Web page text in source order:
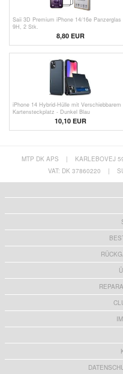
Saii 3D Premium iPhone 14/16e Panzerglas
9H, 2 Stk.
8,80 EUR
iPhone 14 Hybrid-Hülle mit Verschiebbarem
Kartensteckplatz - Dunkel Blau
10,10 EUR
MTP DK APS | KARLEBOVEJ
VAT: DK 37860220
|